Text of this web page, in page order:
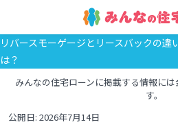
リバースモーゲージとリースバックの違
は？
みんなの住宅ローンに掲載する情報に
す。
公開日: 2026年7月14日